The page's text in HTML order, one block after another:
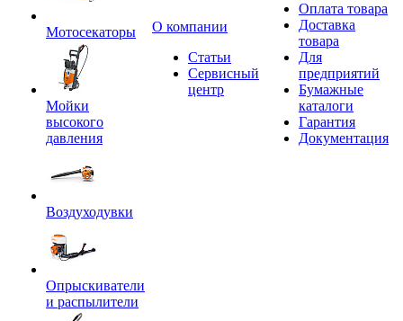
Мотосекаторы
Мойки
высокого
давления
Воздуходувки
Опрыскиватели
и распылители
O компании
Статьи
Сервисный
центр
Оплата товара
Доставка
товара
Для
предприятий
Бумажные
каталоги
Гарантия
Документация